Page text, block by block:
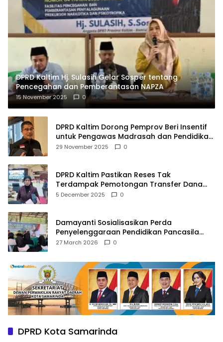
DPRD Kaltim Hj. Sulasih Gelar Sosper tentang
Pencegahan dan Pemberantasan NAPZA
15 November 2025 0
DPRD Kaltim Dorong Pemprov Beri Insentif
untuk Pengawas Madrasah dan Pendidikan
Agama
29 November 2025 0
DPRD Kaltim Pastikan Reses Tak
Terdampak Pemotongan Transfer Dana
Pusat
5 December 2025 0
Damayanti Sosialisasikan Perda
Penyelenggaraan Pendidikan Pancasila
dan Wawasan Kebangsaan
27 March 2026 0
DPRD Kota Samarinda